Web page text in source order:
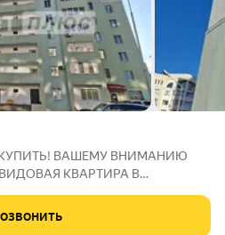
КУПИТЬ! ВАШЕМУ ВНИМАНИЮ
КВАРТИРА В
ИДЕАЛЬНОЕ ПРЕДЛОЖЕНИЕ,
ПРОЖИВАНИЯ, ТАК И